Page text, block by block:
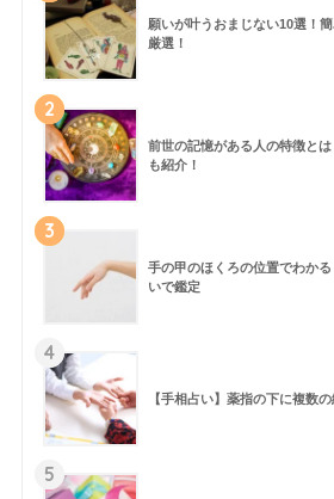
願いが叶うおまじない10選！
厳選！
2
前世の記憶がある人の特徴と
も紹介！
3
手の甲のほくろの位置でわか
いで鑑定
4
【手相占い】薬指の下に複数
5